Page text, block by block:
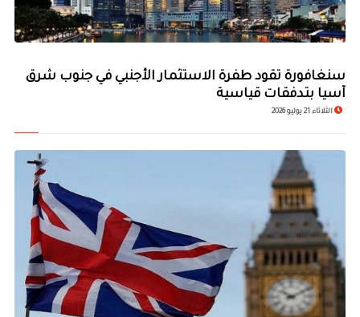
سنغافورة تقود طفرة الاستثمار الأجنبي في جنوب شرق
آسيا بتدفقات قياسية
الثلاثاء 21 يوليو 2026